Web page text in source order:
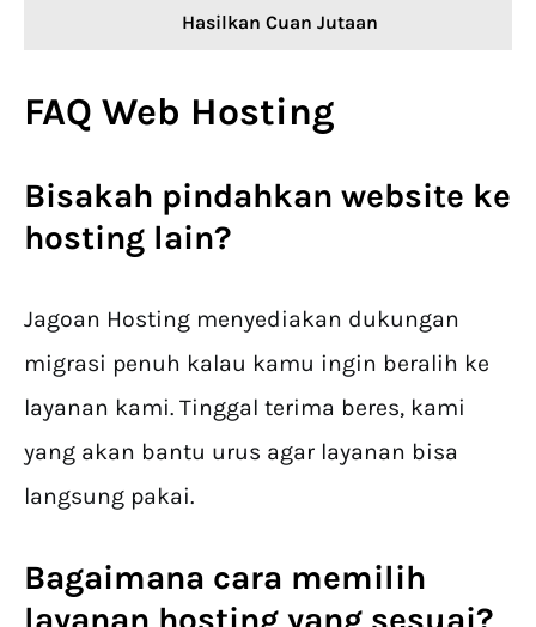
Hasilkan Cuan Jutaan
FAQ Web Hosting
Bisakah pindahkan website ke
hosting lain?
Jagoan Hosting menyediakan dukungan
migrasi penuh kalau kamu ingin beralih ke
layanan kami. Tinggal terima beres, kami
yang akan bantu urus agar layanan bisa
langsung pakai.
Bagaimana cara memilih